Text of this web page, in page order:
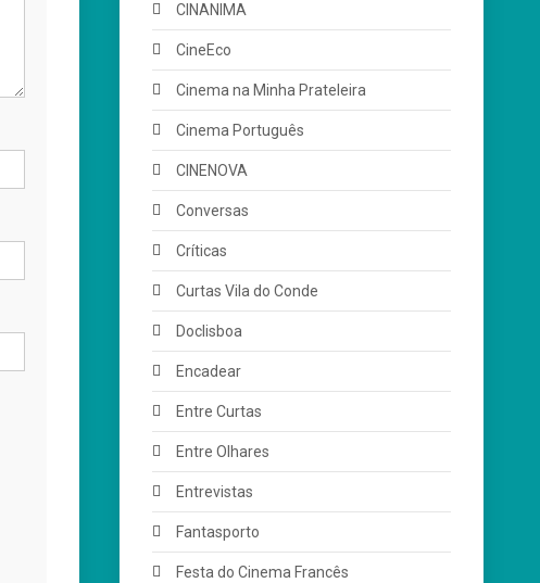
CINANIMA
CineEco
Cinema na Minha Prateleira
Cinema Português
CINENOVA
Conversas
Críticas
Curtas Vila do Conde
Doclisboa
Encadear
Entre Curtas
Entre Olhares
Entrevistas
Fantasporto
Festa do Cinema Francês